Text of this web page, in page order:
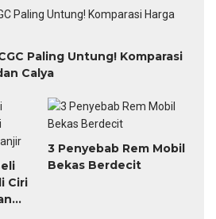
Paling Untung! Komparasi
Calya
Ciri
3 Penyebab Rem Mobil
Bekas Berdecit